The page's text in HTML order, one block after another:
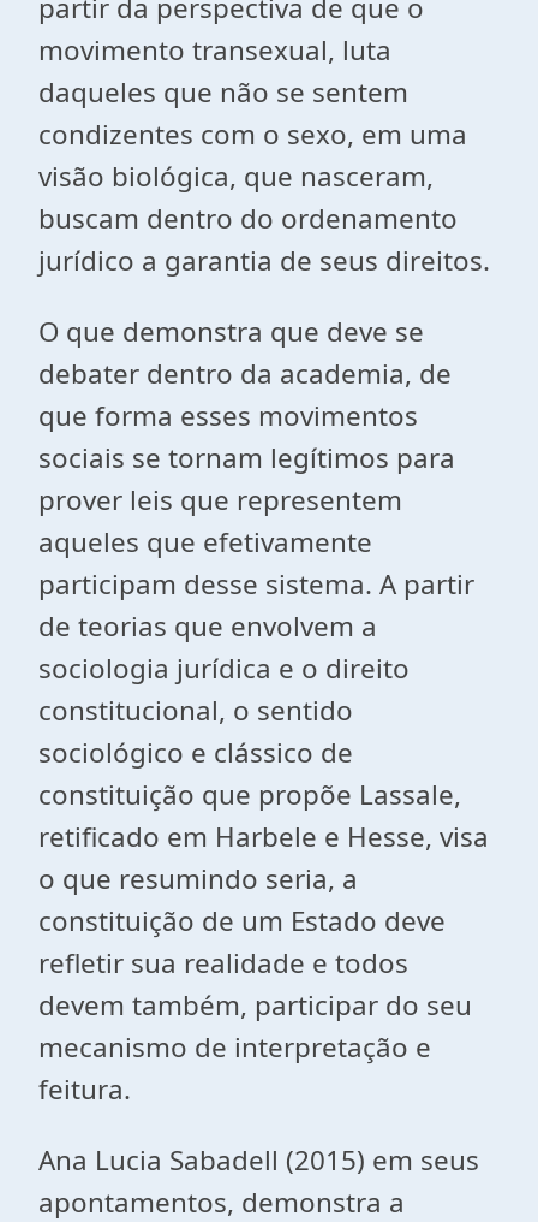
partir da perspectiva de que o
movimento transexual, luta
daqueles que não se sentem
condizentes com o sexo, em uma
visão biológica, que nasceram,
buscam dentro do ordenamento
jurídico a garantia de seus direitos.
O que demonstra que deve se
debater dentro da academia, de
que forma esses movimentos
sociais se tornam legítimos para
prover leis que representem
aqueles que efetivamente
participam desse sistema. A partir
de teorias que envolvem a
sociologia jurídica e o direito
constitucional, o sentido
sociológico e clássico de
constituição que propõe Lassale,
retificado em Harbele e Hesse, visa
o que resumindo seria, a
constituição de um Estado deve
refletir sua realidade e todos
devem também, participar do seu
mecanismo de interpretação e
feitura.
Ana Lucia Sabadell (2015) em seus
apontamentos, demonstra a